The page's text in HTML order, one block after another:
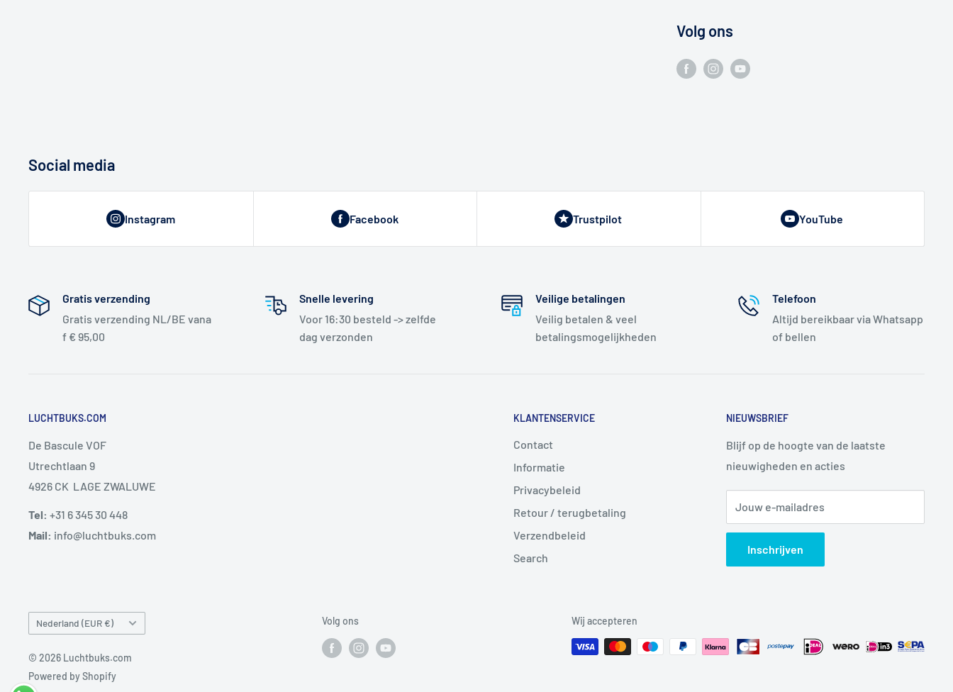
Volg ons
Social media
Instagram Facebook Trustpilot YouTube
Gratis verzending
Gratis verzending NL/BE vana
f € 95,00
Snelle levering
Voor 16:30 besteld -> zelfde
dag verzonden
Veilige betalingen
Veilig betalen & veel
betalingsmogelijkheden
Telefoon
Altijd bereikbaar via Whatsapp
of bellen
LUCHTBUKS.COM
De Bascule VOF
Utrechtlaan 9
4926 CK LAGE ZWALUWE
Tel: +31 6 345 30 448
Mail: info@luchtbuks.com
KLANTENSERVICE
Contact
Informatie
Privacybeleid
Retour / terugbetaling
Verzendbeleid
Search
NIEUWSBRIEF
Blijf op de hoogte van de laatste
nieuwigheden en acties
Jouw e-mailadres
Inschrijven
Land/regio
Nederland (EUR €)
© 2026 Luchtbuks.com
Powered by Shopify
Volg ons Wij accepteren